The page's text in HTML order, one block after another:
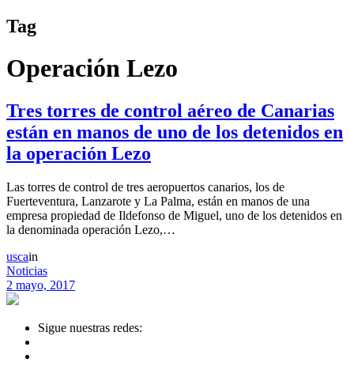
Tag
Operación Lezo
Tres torres de control aéreo de Canarias
están en manos de uno de los detenidos en
la operación Lezo
Las torres de control de tres aeropuertos canarios, los de
Fuerteventura, Lanzarote y La Palma, están en manos de una
empresa propiedad de Ildefonso de Miguel, uno de los detenidos en
la denominada operación Lezo,…
uscain
Noticias
2 mayo, 2017
Sigue nuestras redes: